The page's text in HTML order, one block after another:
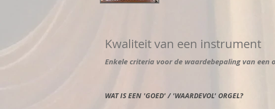
Kwaliteit van een instrument
Enkele criteria voor de waardebepaling van een
WAT IS EEN 'GOED' / 'WAARDEVOL' ORGEL?